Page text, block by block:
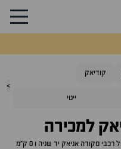
>
קודיאק
ייטי
למכירה
רכביסקודה אניאק
יד שניה ו 0 ק"מ